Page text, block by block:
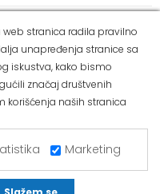
Reserved.
Web Business Solutions
Reklamacije i pravo
na odustajanje
stranica radila pravilno
unapređenja stranice sa
iskustva, kako bismo
značaj društvenih
korišćenja naših stranica
Marketing